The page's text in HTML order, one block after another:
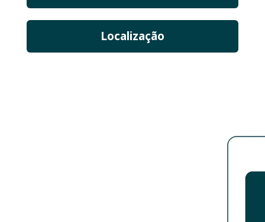
Localização